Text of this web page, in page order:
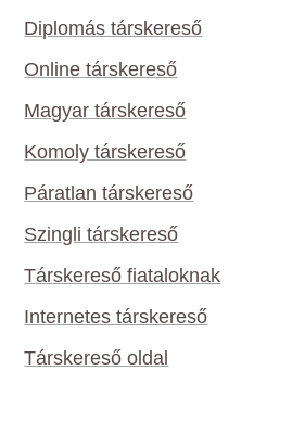
Diplomás társkereső
Online társkereső
Magyar társkereső
Komoly társkereső
Páratlan társkereső
Szingli társkereső
Társkereső fiataloknak
Internetes társkereső
Társkereső oldal